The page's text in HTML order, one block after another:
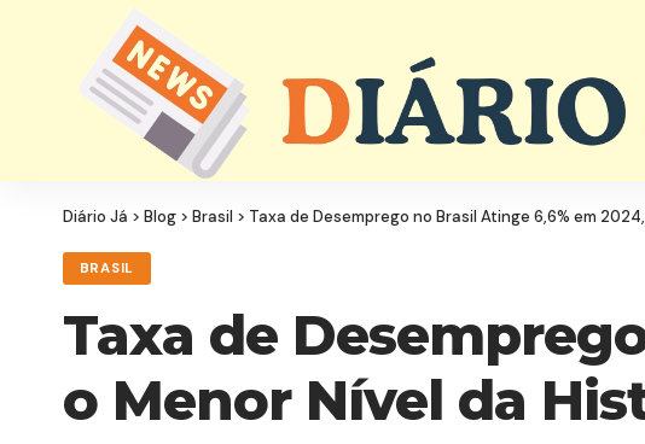
Diário Já > Blog > Brasil > Taxa de Desemprego no Brasil Atinge 6,6% em
BRASIL
Taxa de
o Menor Nível da